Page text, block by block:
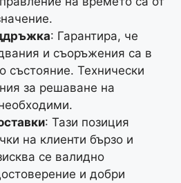
: Гарантира, че
и съоръжения са в
състояние. Технически
за решаване на
: Тази позиция
на клиенти бързо и
се валидно
и добри